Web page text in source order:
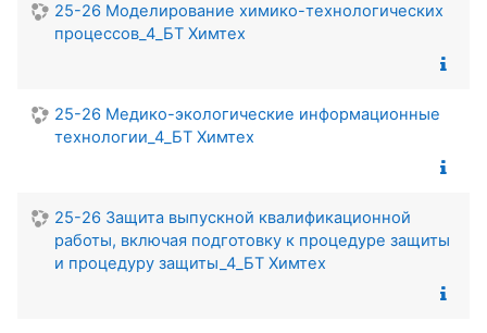
25-26 Моделирование химико-технологических
процессов_4_БТ Химтех
25-26 Медико-экологические информационные
технологии_4_БТ Химтех
25-26 Защита выпускной квалификационной
работы, включая подготовку к процедуре защиты
и процедуру защиты_4_БТ Химтех